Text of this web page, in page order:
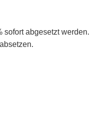
sofort abgesetzt werden.